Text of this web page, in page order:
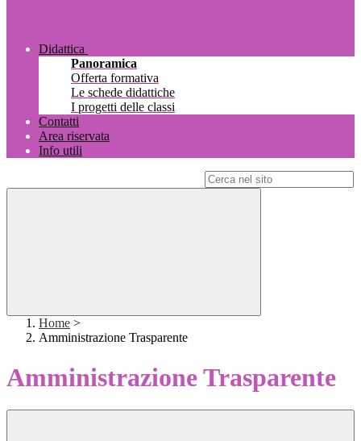
Didattica
Panoramica
Offerta formativa
Le schede didattiche
I progetti delle classi
Contatti
Area riservata
Info utili
Home >
Amministrazione Trasparente
Amministrazione Trasparente